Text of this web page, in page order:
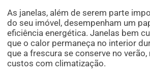
As janelas, além de serem parte
do seu imóvel, desempenham um
eficiência energética. Janelas bem
que o calor permaneça no interior
que a frescura se conserve no
custos com climatização.